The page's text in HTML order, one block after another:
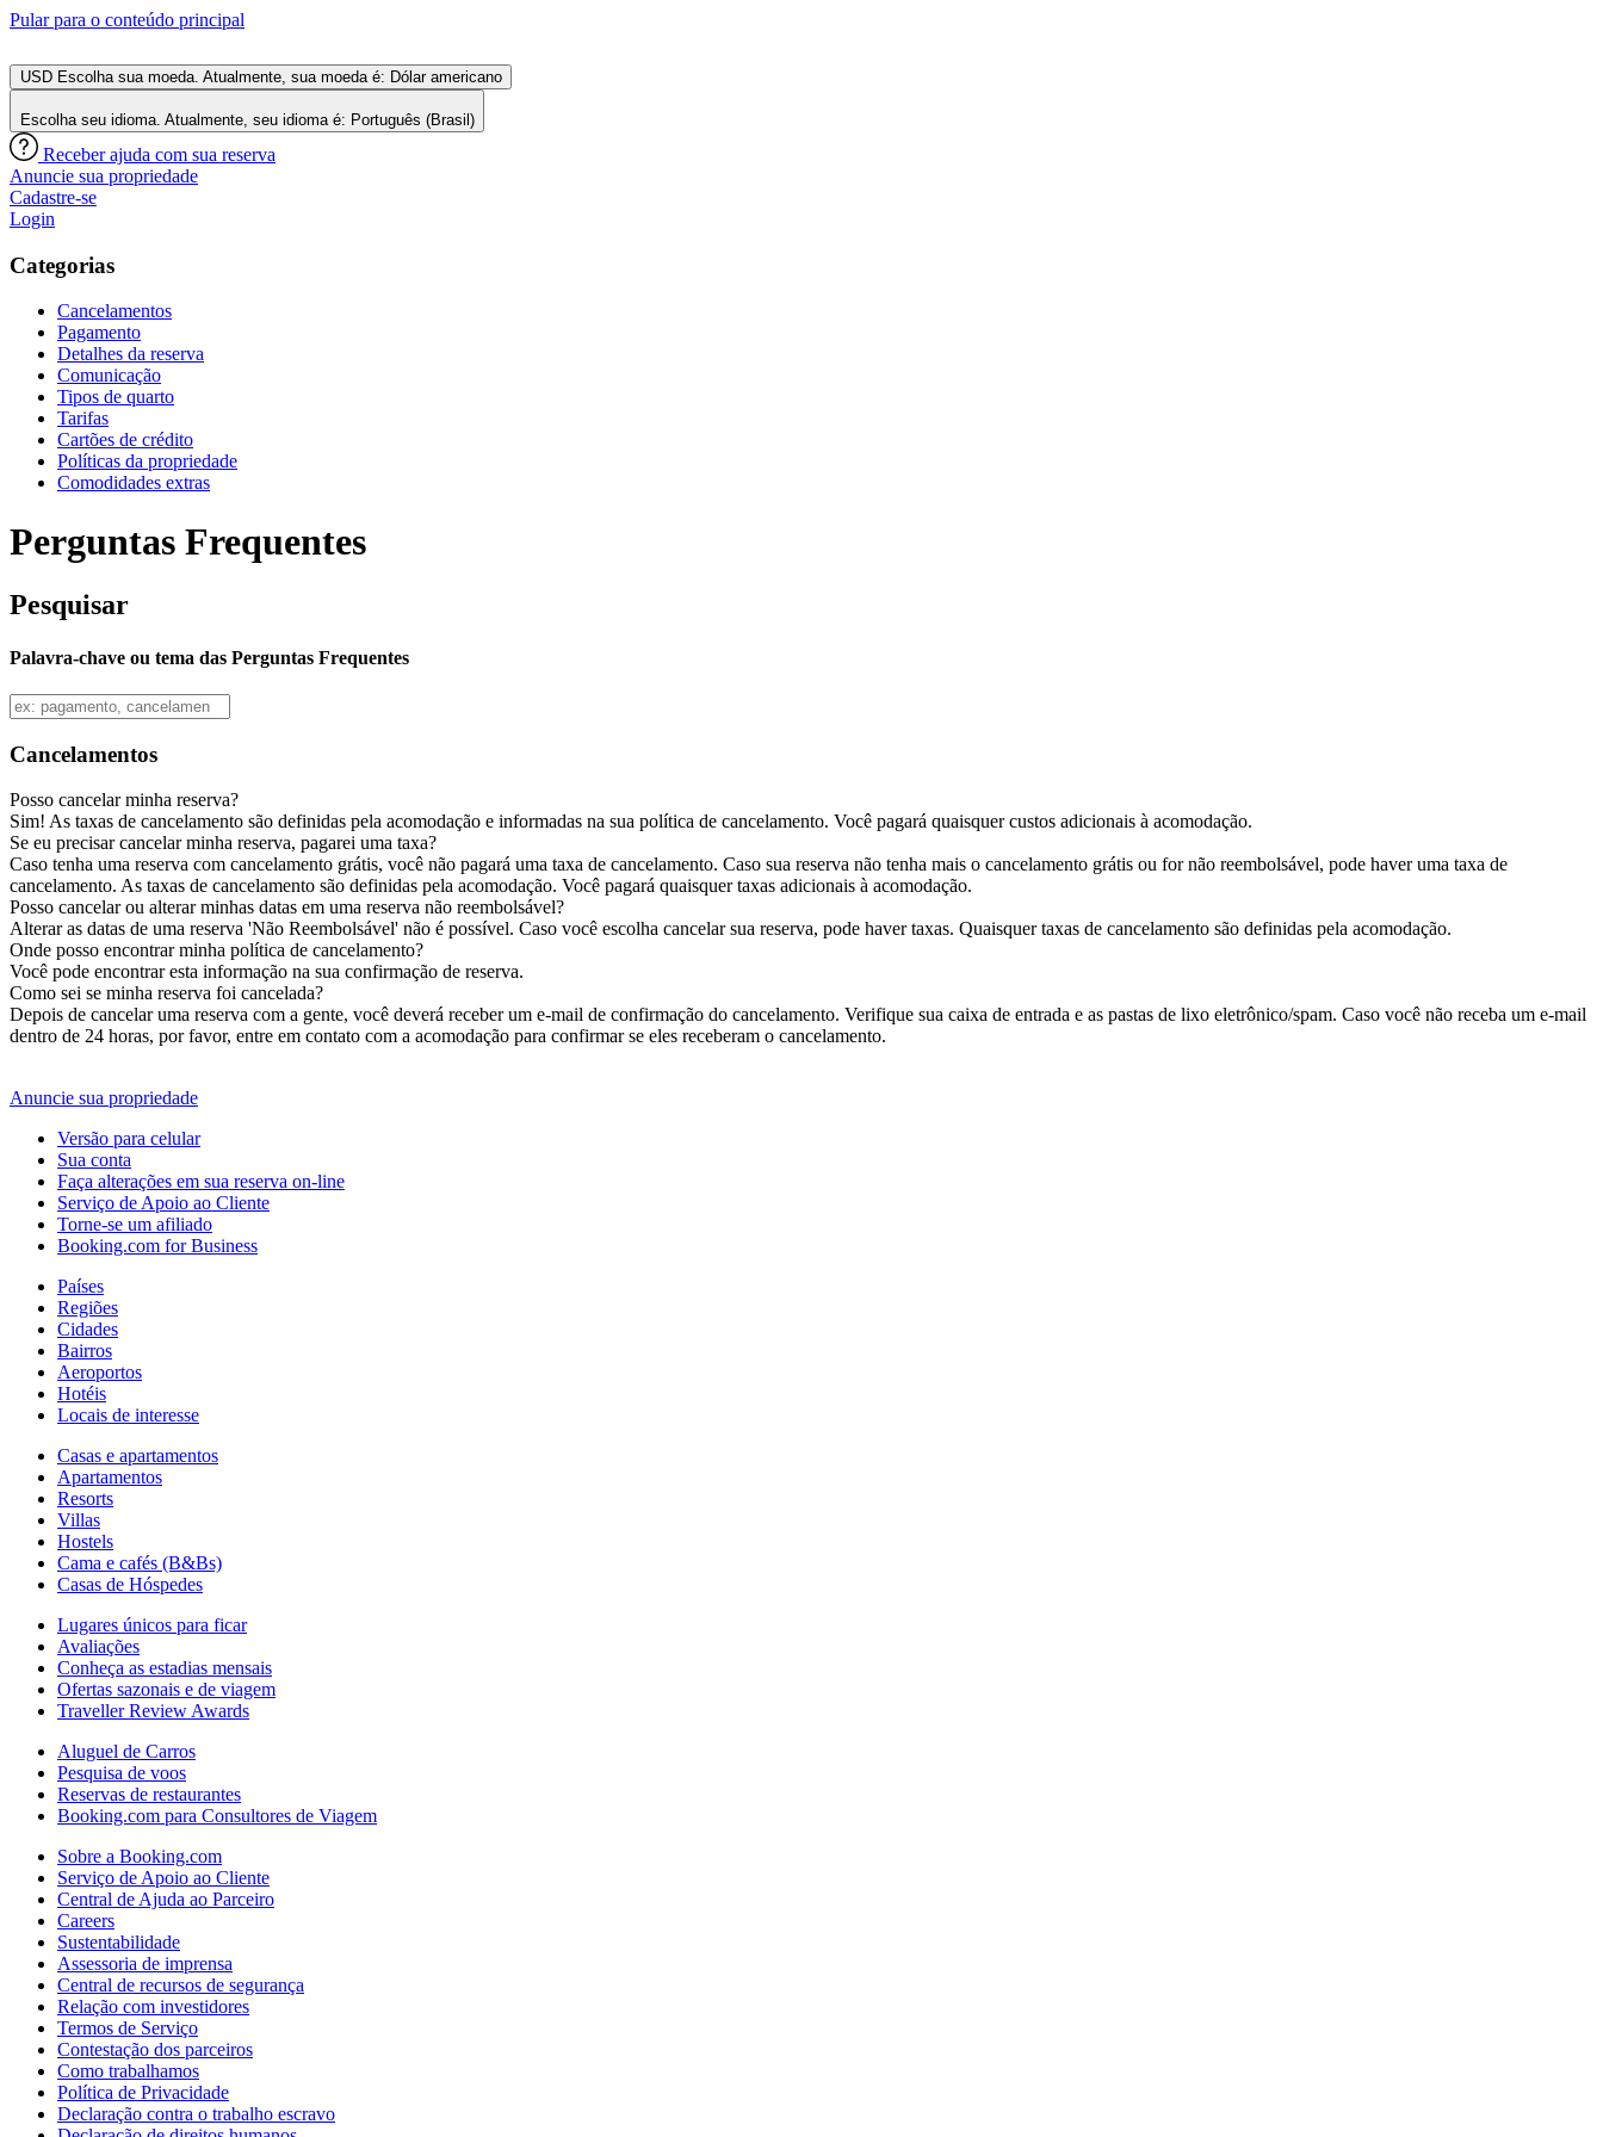
Pular para o conteúdo principal
USD Escolha sua moeda. Atualmente, sua moeda é: Dólar americano
Escolha seu idioma. Atualmente, seu idioma é: Português (Brasil)
Receber ajuda com sua reserva
Anuncie sua propriedade
Cadastre-se
Login
Categorias
Cancelamentos
Pagamento
Detalhes da reserva
Comunicação
Tipos de quarto
Tarifas
Cartões de crédito
Políticas da propriedade
Comodidades extras
Perguntas Frequentes
Pesquisar
Palavra-chave ou tema das Perguntas Frequentes
Cancelamentos
Posso cancelar minha reserva?
Sim! As taxas de cancelamento são definidas pela acomodação e informadas na sua política de cancelamento. Você pagará quaisquer custos adicionais à acomodação.
Se eu precisar cancelar minha reserva, pagarei uma taxa?
Caso tenha uma reserva com cancelamento grátis, você não pagará uma taxa de cancelamento. Caso sua reserva não tenha mais o cancelamento grátis ou for não reembolsável, pode haver uma taxa de
cancelamento. As taxas de cancelamento são definidas pela acomodação. Você pagará quaisquer taxas adicionais à acomodação.
Posso cancelar ou alterar minhas datas em uma reserva não reembolsável?
Alterar as datas de uma reserva 'Não Reembolsável' não é possível. Caso você escolha cancelar sua reserva, pode haver taxas. Quaisquer taxas de cancelamento são definidas pela acomodação.
Onde posso encontrar minha política de cancelamento?
Você pode encontrar esta informação na sua confirmação de reserva.
Como sei se minha reserva foi cancelada?
Depois de cancelar uma reserva com a gente, você deverá receber um e-mail de confirmação do cancelamento. Verifique sua caixa de entrada e as pastas de lixo eletrônico/spam. Caso você não receba um e-mail
dentro de 24 horas, por favor, entre em contato com a acomodação para confirmar se eles receberam o cancelamento.
Anuncie sua propriedade
Versão para celular
Sua conta
Faça alterações em sua reserva on-line
Serviço de Apoio ao Cliente
Torne-se um afiliado
Booking.com for Business
Países
Regiões
Cidades
Bairros
Aeroportos
Hotéis
Locais de interesse
Casas e apartamentos
Apartamentos
Resorts
Villas
Hostels
Cama e cafés (B&Bs)
Casas de Hóspedes
Lugares únicos para ficar
Avaliações
Conheça as estadias mensais
Ofertas sazonais e de viagem
Traveller Review Awards
Aluguel de Carros
Pesquisa de voos
Reservas de restaurantes
Booking.com para Consultores de Viagem
Sobre a Booking.com
Serviço de Apoio ao Cliente
Central de Ajuda ao Parceiro
Careers
Sustentabilidade
Assessoria de imprensa
Central de recursos de segurança
Relação com investidores
Termos de Serviço
Contestação dos parceiros
Como trabalhamos
Política de Privacidade
Declaração contra o trabalho escravo